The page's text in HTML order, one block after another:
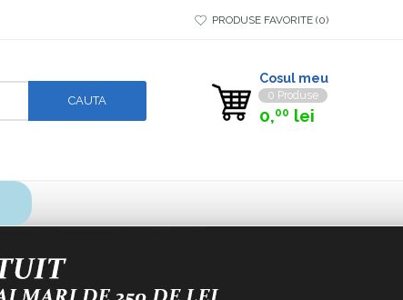
PRODUSE FAVORITE 0
Cosul meu
0 Produse
0,00 lei